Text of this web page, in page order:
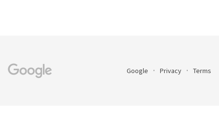
Google Privacy Terms